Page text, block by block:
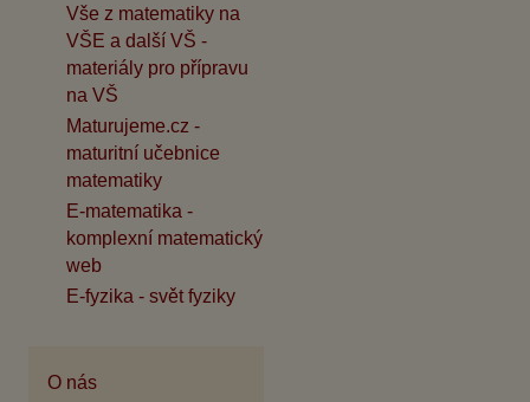
Vše z matematiky na
VŠE a další VŠ -
materiály pro přípravu
na VŠ
Maturujeme.cz -
maturitní učebnice
matematiky
E-matematika -
komplexní matematický
web
E-fyzika - svět fyziky
O nás